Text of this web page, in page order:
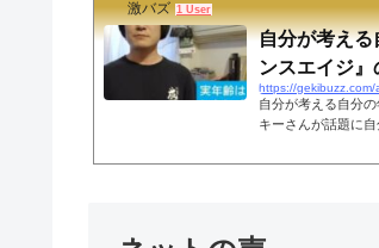
激バズ 1 User
自分が考える
ンスエイジ
https://gekibuzz.com/
自分が考える自分
キーさんが話題に
番組に出演し、自